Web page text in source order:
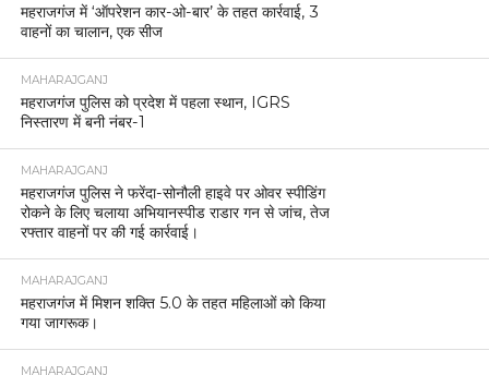
महराजगंज में ‘ऑपरेशन कार-ओ-बार’ के तहत कार्रवाई, 3
वाहनों का चालान, एक सीज
MAHARAJGANJ
महराजगंज पुलिस को प्रदेश में पहला स्थान, IGRS
निस्तारण में बनी नंबर-1
MAHARAJGANJ
महराजगंज पुलिस ने फरेंदा-सोनौली हाइवे पर ओवर स्पीडिंग
रोकने के लिए चलाया अभियानस्पीड राडार गन से जांच, तेज
रफ्तार वाहनों पर की गई कार्रवाई।
MAHARAJGANJ
महराजगंज में मिशन शक्ति 5.0 के तहत महिलाओं को किया
गया जागरूक।
MAHARAJGANJ